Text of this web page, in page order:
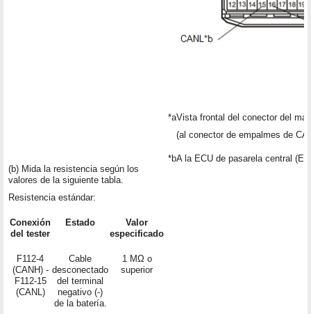
(b) Mida la resistencia según los
valores de la siguiente tabla.
Resistencia estándar:
Conexión
del tester
Estado
Valor
especificado
F112-4
(CANH) -
F112-15
(CANL)
Cable
desconectado
del terminal
negativo (-)
de la batería.
1 MΩ o
superior
*aVista frontal del conector del
(al conector de empalmes de
*bA la ECU de pasarela central